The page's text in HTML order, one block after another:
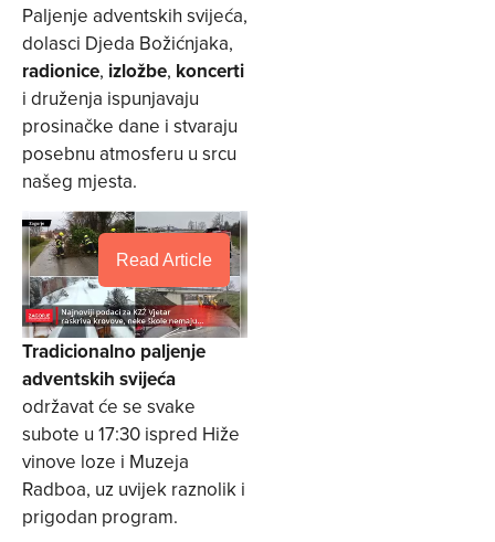
Paljenje adventskih svijeća,
dolasci Djeda Božićnjaka,
radionice, izložbe, koncerti
i druženja ispunjavaju
prosinačke dane i stvaraju
posebnu atmosferu u srcu
našeg mjesta.
Read Article
Tradicionalno paljenje
adventskih svijeća
održavat će se svake
subote u 17:30 ispred Hiže
vinove loze i Muzeja
Radboa, uz uvijek raznolik i
prigodan program.